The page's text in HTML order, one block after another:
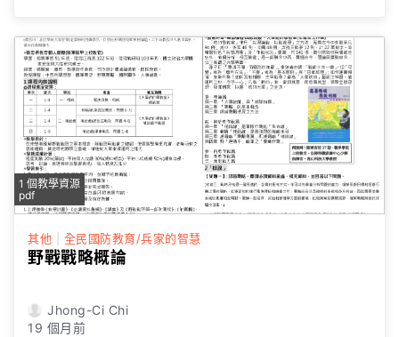
1 個教學資源
pdf
其他 全民國防教育/兵家的智慧
野戰戰略概論
Jhong-Ci Chi
19 個月前